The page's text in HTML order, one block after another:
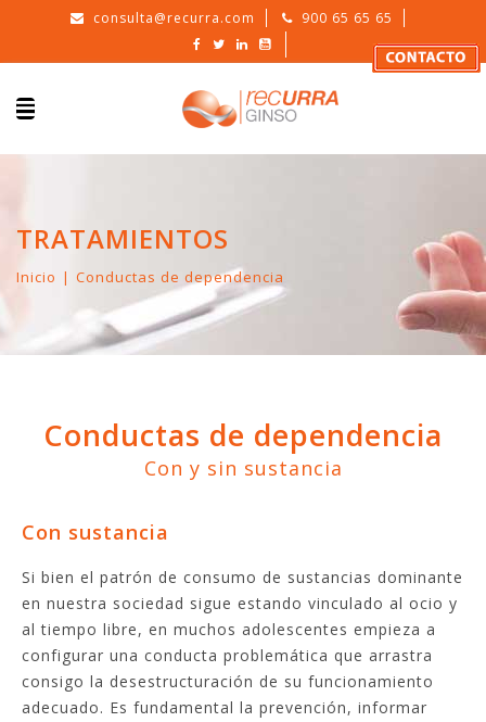
consulta@recurra.com 900 65 65 65
TRATAMIENTOS
Inicio Conductas de dependencia
Conductas de dependencia
Con y sin sustancia
Con sustancia
Si bien el patrón de consumo de sustancias dominante
en nuestra sociedad sigue estando vinculado al ocio y
al tiempo libre, en muchos adolescentes empieza a
configurar una conducta problemática que arrastra
consigo la desestructuración de su funcionamiento
adecuado. Es fundamental la prevención, informar